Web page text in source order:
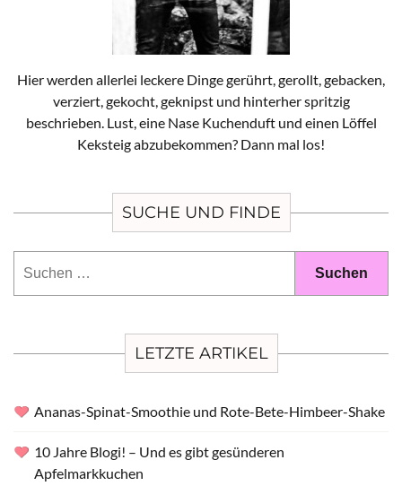
Hier werden allerlei leckere Dinge gerührt, gerollt, gebacken,
verziert, gekocht, geknipst und hinterher spritzig
beschrieben. Lust, eine Nase Kuchenduft und einen Löffel
Keksteig abzubekommen? Dann mal los!
SUCHE UND FINDE
LETZTE ARTIKEL
Ananas-Spinat-Smoothie und Rote-Bete-Himbeer-Shake
10 Jahre Blogi! – Und es gibt gesünderen
Apfelmarkkuchen